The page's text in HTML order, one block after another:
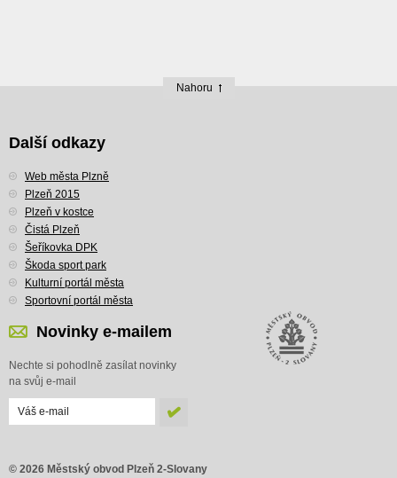
Nahoru
Další odkazy
Web města Plzně
Plzeň 2015
Plzeň v kostce
Čistá Plzeň
Šeříkovka DPK
Škoda sport park
Kulturní portál města
Sportovní portál města
Novinky e-mailem
Nechte si pohodlně zasílat novinky
na svůj e-mail
© 2026 Městský obvod Plzeň 2-Slovany